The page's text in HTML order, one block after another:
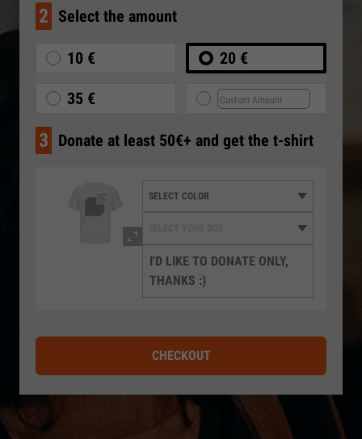
2 Select the amount
10 € 20 €
35 €
3 Donate at least 50€+ and get the t-shirt
I'D LIKE TO DONATE ONLY,
THANKS :)
CHECKOUT